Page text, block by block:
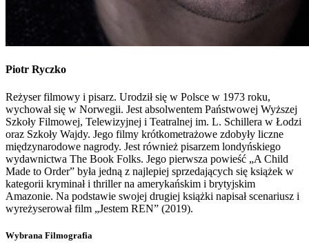
Piotr Ryczko
Reżyser filmowy i pisarz. Urodził się w Polsce w 1973 roku,
wychował się w Norwegii. Jest absolwentem Państwowej Wyższej
Szkoły Filmowej, Telewizyjnej i Teatralnej im. L. Schillera w Łodzi
oraz Szkoły Wajdy. Jego filmy krótkometrażowe zdobyły liczne
międzynarodowe nagrody. Jest również pisarzem londyńskiego
wydawnictwa The Book Folks. Jego pierwsza powieść „A Child
Made to Order” była jedną z najlepiej sprzedających się książek w
kategorii kryminał i thriller na amerykańskim i brytyjskim
Amazonie. Na podstawie swojej drugiej książki napisał scenariusz i
wyreżyserował film „Jestem REN” (2019).
Wybrana Filmografia